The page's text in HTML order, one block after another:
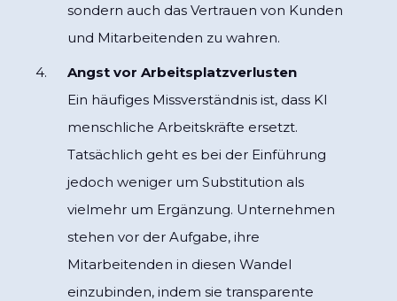
sondern auch das Vertrauen von Kunden
und Mitarbeitenden zu wahren.
Angst vor Arbeitsplatzverlusten
Ein häufiges Missverständnis ist, dass KI
menschliche Arbeitskräfte ersetzt.
Tatsächlich geht es bei der Einführung
jedoch weniger um Substitution als
vielmehr um Ergänzung. Unternehmen
stehen vor der Aufgabe, ihre
Mitarbeitenden in diesen Wandel
einzubinden, indem sie transparente